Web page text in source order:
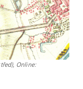
Online: